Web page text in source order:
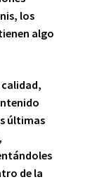
los
algo
últimas
de la